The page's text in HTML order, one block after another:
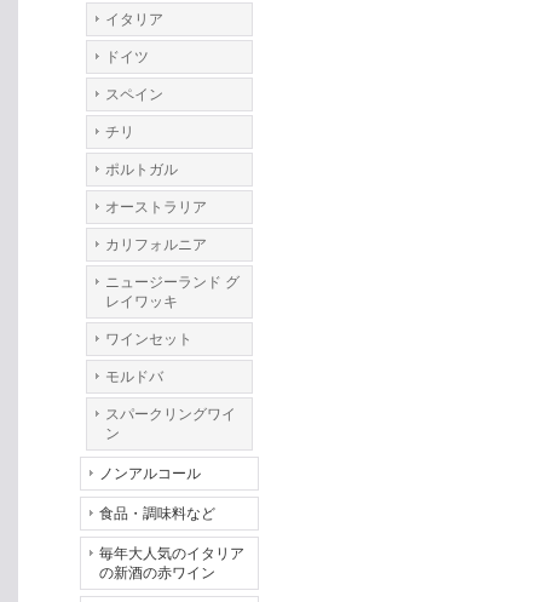
イタリア
ドイツ
スペイン
チリ
ポルトガル
オーストラリア
カリフォルニア
ニュージーランド グ
レイワッキ
ワインセット
モルドバ
スパークリングワイ
ン
ノンアルコール
食品・調味料など
毎年大人気のイタリア
の新酒の赤ワイン